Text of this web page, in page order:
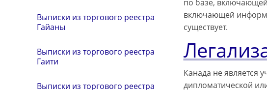
Выписки из торгового реестра
Гайаны
Выписки из торгового реестра
Гаити
Выписки из торгового реестра
по базе,
включающей
существует.
Канада не является
дипломатической